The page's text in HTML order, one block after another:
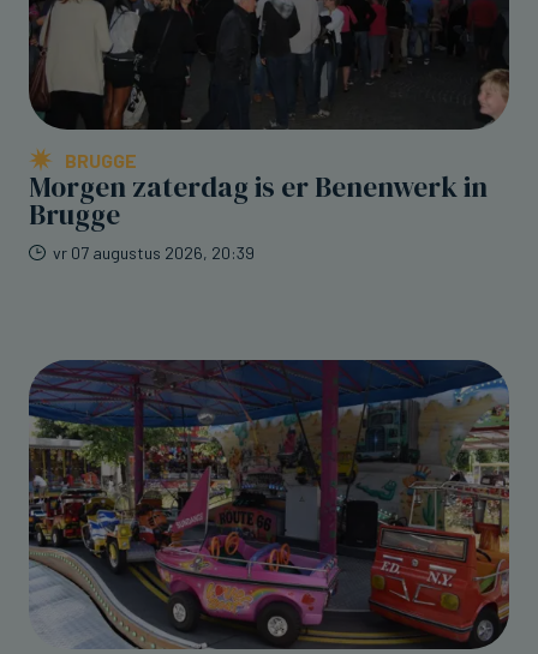
BRUGGE
Morgen zaterdag is er Benenwerk in
Brugge
vr 07 augustus 2026, 20:39